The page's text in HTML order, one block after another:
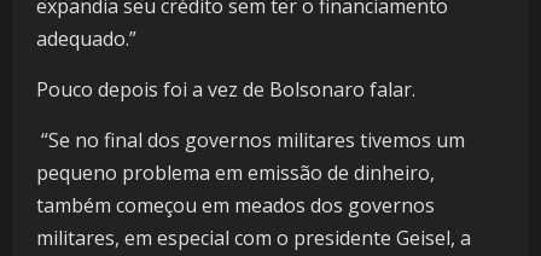
expandia seu crédito sem ter o financiamento
adequado.”
Pouco depois foi a vez de Bolsonaro falar.
“Se no final dos governos militares tivemos um
pequeno problema em emissão de dinheiro,
também começou em meados dos governos
militares, em especial com o presidente Geisel, a